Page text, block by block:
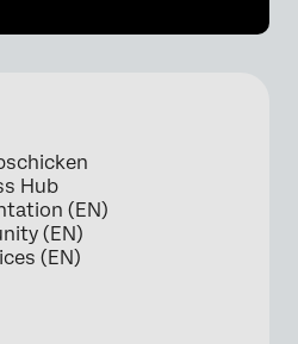
Hub
(EN)
(EN)
(EN)